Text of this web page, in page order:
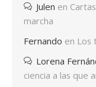
Julen en
marcha
Fernando en Los
Lorena
ciencia a las que